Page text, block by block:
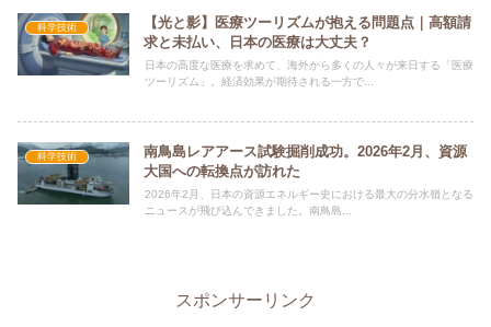
科学技術
【光と影】医療ツーリズムが抱える問題点｜高額請
求と未払い、日本の医療は大丈夫？
日本の高度な医療を求めて、海外から多くの人々が来日する「医療
ツーリズム」。経済効果が期待される一方で...
科学技術
南鳥島レアアース試験掘削成功。2026年2月、資源
大国への転換点が訪れた
2026年2月、日本の資源エネルギー史における最大の分水嶺となる
ニュースが飛び込んできました。南鳥島...
スポンサーリンク